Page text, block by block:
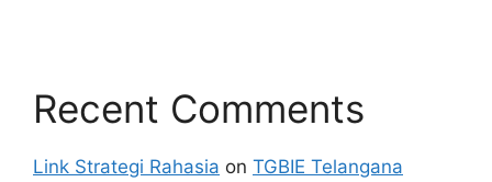
Recent Comments
Link Strategi Rahasia on TGBIE Telangana